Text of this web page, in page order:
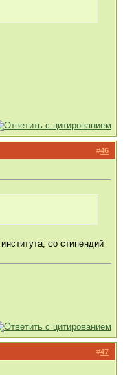
#46
со стипендий
#47